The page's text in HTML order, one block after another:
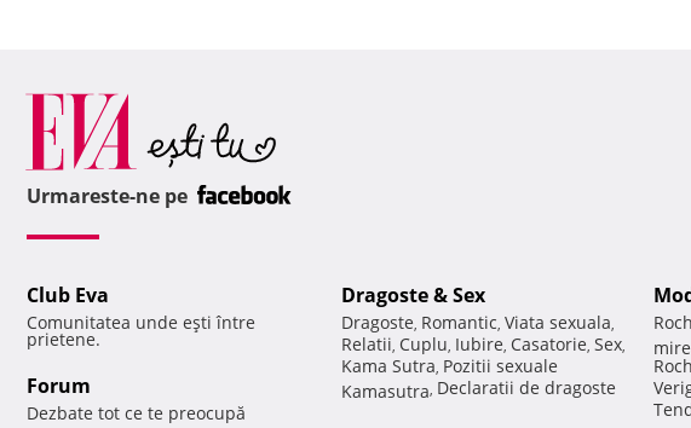
Urmareste-ne pe
Club Eva
Comunitatea unde eşti între
prietene.
Forum
Dezbate tot ce te preocupă
Dragoste & Sex
Dragoste, Romantic, Viata sexuala,
Relatii, Cuplu, Iubire, Casatorie, Sex,
Kama Sutra, Pozitii sexuale
Kamasutra, Declaratii de dragoste